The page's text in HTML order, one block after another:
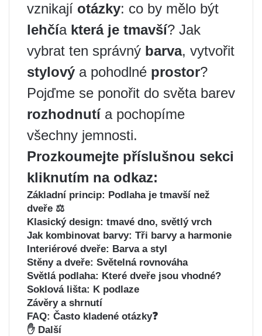
vznikají otázky: co by mělo být
lehčía která je tmavší? Jak
vybrat ten správný barva, vytvořit
stylový a pohodlné prostor?
Pojďme se ponořit do světa barev
rozhodnutía pochopíme
všechny jemnosti.
Prozkoumejte příslušnou sekci
kliknutím na odkaz:
Základní princip: Podlaha je tmavší než
dveře ⚖️
Klasický design: tmavé dno, světlý vrch ️
Jak kombinovat barvy: Tři barvy a harmonie
Interiérové ​​dveře: Barva a styl
Stěny a dveře: Světelná rovnováha
Světlá podlaha: Které dveře jsou vhodné?
Soklová lišta: K podlaze
Závěry a shrnutí
FAQ: Často kladené otázky❓
✋ Další